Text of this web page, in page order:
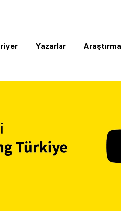
Yazarlar Araştırma